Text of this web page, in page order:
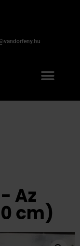
Az
cm)